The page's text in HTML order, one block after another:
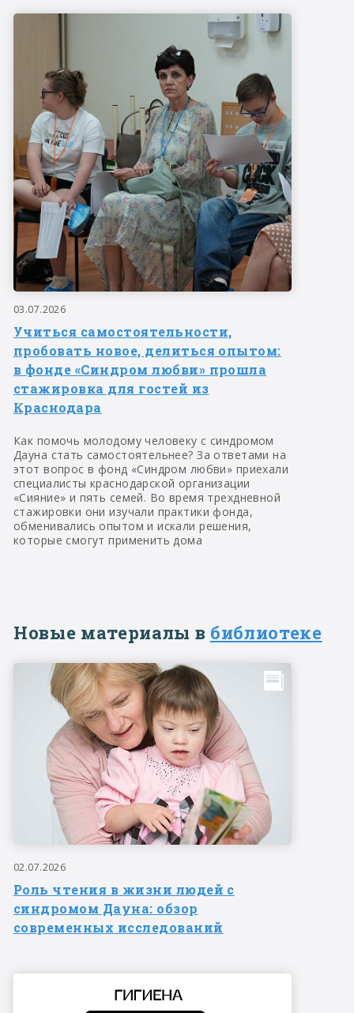
03.07.2026
Учиться самостоятельности,
пробовать новое, делиться опытом:
в фонде «Синдром любви» прошла
стажировка для гостей из
Краснодара
Как помочь молодому человеку с синдромом
Дауна стать самостоятельнее? За ответами на
этот вопрос в фонд «Синдром любви» приехали
специалисты краснодарской организации
«Сияние» и пять семей. Во время трехдневной
стажировки они изучали практики фонда,
обменивались опытом и искали решения,
которые смогут применить дома
Новые материалы в библиотеке
02.07.2026
Роль чтения в жизни людей с
синдромом Дауна: обзор
современных исследований